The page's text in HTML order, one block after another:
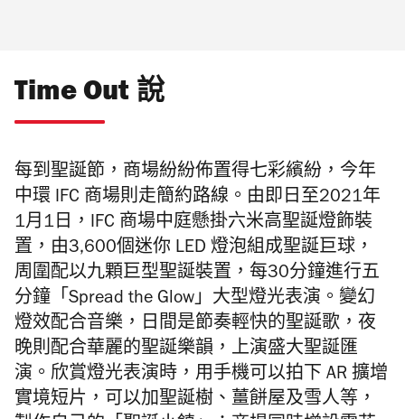
Time Out 說
每到聖誕節，商場紛紛佈置得七彩繽紛，今年
中環 IFC 商場則走簡約路線。由即日至2021年
1月1日，IFC 商場中庭懸掛六米高聖誕燈飾裝
置，由3,600個迷你 LED 燈泡組成聖誕巨球，
周圍配以九顆巨型聖誕裝置，每30分鐘進行五
分鐘「Spread the Glow」大型燈光表演。變幻
燈效配合音樂，日間是節奏輕快的聖誕歌，夜
晚則配合華麗的聖誕樂韻，上演盛大聖誕匯
演。欣賞燈光表演時，用手機可以拍下 AR 擴增
實境短片，可以加聖誕樹、薑餅屋及雪人等，